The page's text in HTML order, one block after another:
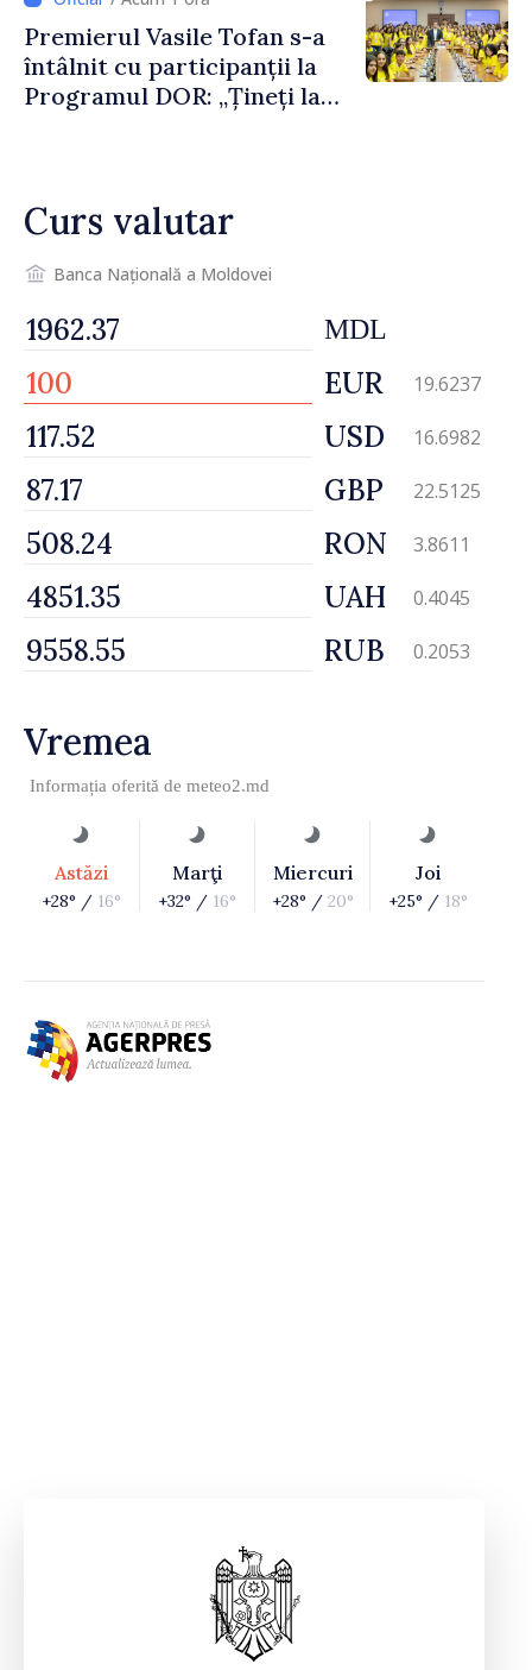
an”
Premierul Vasile Tofan s-a
întâlnit cu participanții la
Programul DOR: „Țineți la
Curs valutar
Banca Națională a Moldovei
MDL
EUR 19.6237
USD 16.6982
GBP 22.5125
RON 3.8611
UAH 0.4045
RUB 0.2053
Vremea
Informația oferită de meteo2.md
Astăzi
+28° / 16°
Marţi
+32° / 16°
Miercuri
+28° / 20°
Joi
+25° / 18°